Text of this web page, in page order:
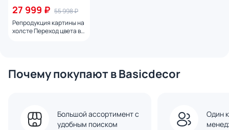
27 999 ₽ 55 998 ₽
Репродукция картины на
холсте Переход цвета в
Почему покупают в Basicdecor
Большой ассортимент с
удобным поиском
Один